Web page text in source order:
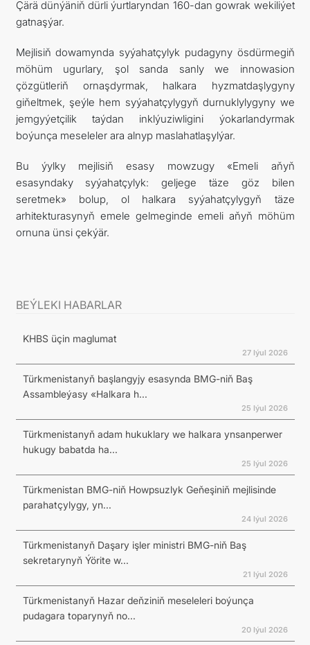
Çärä dünýäniň dürli ýurtlaryndan 160-dan gowrak wekiliýet
gatnaşýar.
Mejlisiň dowamynda syýahatçylyk pudagyny ösdürmegiň
möhüm ugurlary, şol sanda sanly we innowasion
çözgütleriň ornaşdyrmak, halkara hyzmatdaşlygyny
giňeltmek, şeýle hem syýahatçylygyň durnuklylygyny we
jemgyýetçilik taýdan inklýuziwligini ýokarlandyrmak
boýunça meseleler ara alnyp maslahatlaşylýar.
Bu ýylky mejlisiň esasy mowzugy «Emeli aňyň
esasyndaky syýahatçylyk: geljege täze göz bilen
seretmek» bolup, ol halkara syýahatçylygyň täze
arhitekturasynyň emele gelmeginde emeli aňyň möhüm
ornuna ünsi çekýär.
BEÝLEKI HABARLAR
KHBS üçin maglumat
27 Iýul 2026
Türkmenistanyň başlangyjy esasynda BMG-niň Baş
Assambleýasy «Halkara h...
25 Iýul 2026
Türkmenistanyň adam hukuklary we halkara ynsanperwer
hukugy babatda ha...
25 Iýul 2026
Türkmenistan BMG-niň Howpsuzlyk Geňeşiniň mejlisinde
parahatçylygy, yn...
24 Iýul 2026
Türkmenistanyň Daşary işler ministri BMG-niň Baş
sekretarynyň Ýörite w...
21 Iýul 2026
Türkmenistanyň Hazar deňziniň meseleleri boýunça
pudagara toparynyň no...
20 Iýul 2026